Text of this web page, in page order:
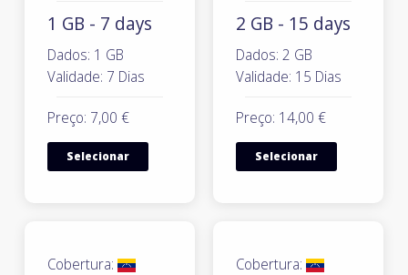
1 GB - 7 days
Dados: 1 GB
Validade: 7 Dias
Preço: 7,00 €
Selecionar
2 GB - 15 days
Dados: 2 GB
Validade: 15 Dias
Preço: 14,00 €
Selecionar
Cobertura:
Cobertura: